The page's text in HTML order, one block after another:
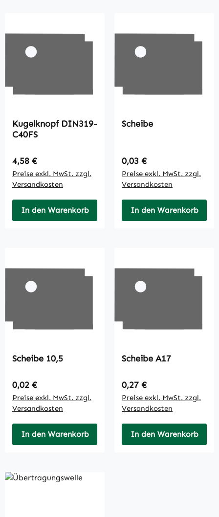
Kugelknopf DIN319-
C40FS
Regulärer Preis:
4,58 €
Preise exkl. MwSt. zzgl.
Versandkosten
In den Warenkorb
Scheibe
Regulärer Preis:
0,03 €
Preise exkl. MwSt. zzgl.
Versandkosten
In den Warenkorb
Scheibe 10,5
Regulärer Preis:
0,02 €
Preise exkl. MwSt. zzgl.
Versandkosten
In den Warenkorb
Scheibe A17
Regulärer Preis:
0,27 €
Preise exkl. MwSt. zzgl.
Versandkosten
In den Warenkorb